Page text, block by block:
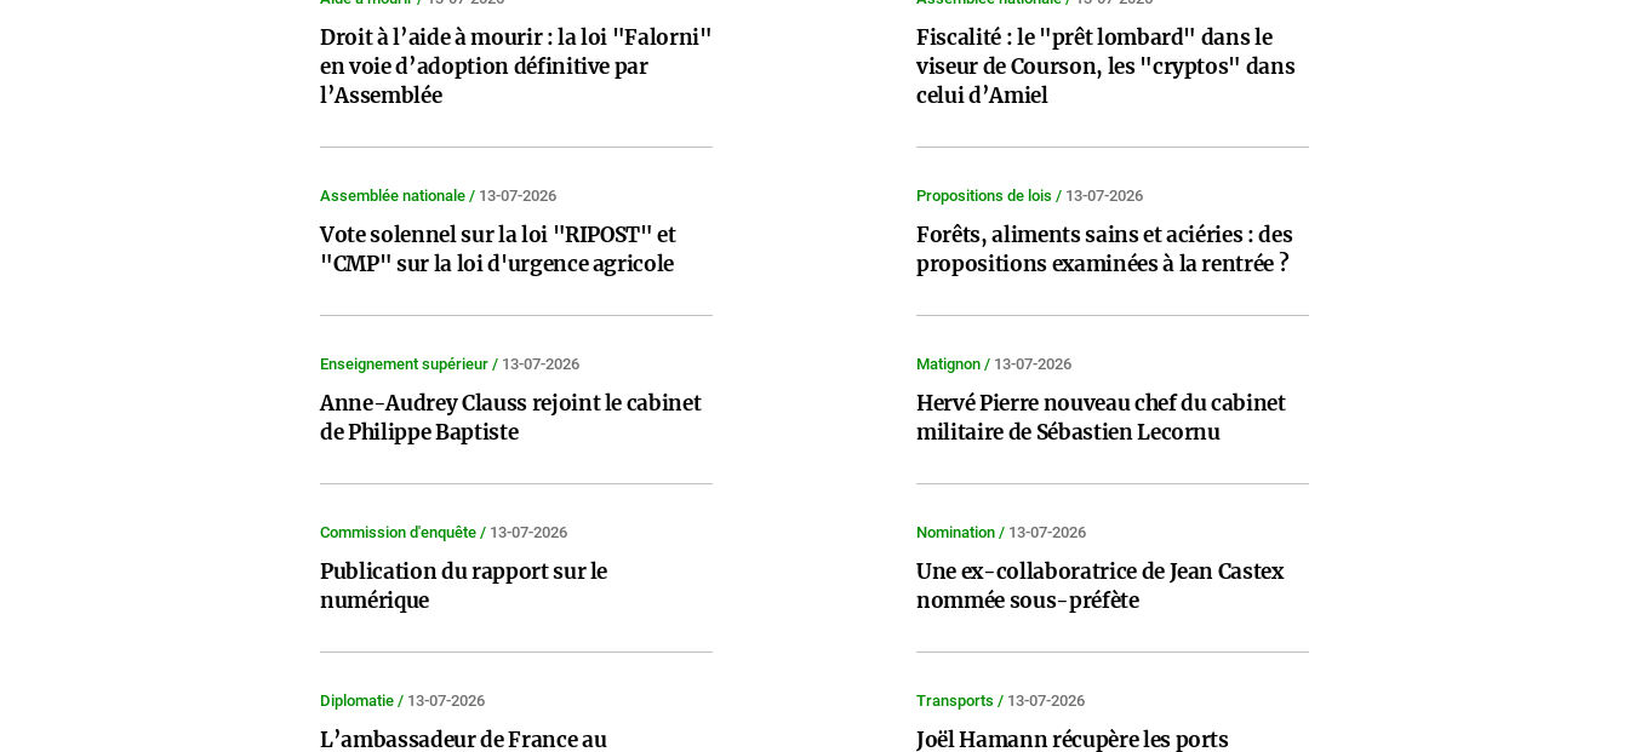
Droit à l’aide à mourir : la loi "Falorni"
en voie d’adoption définitive par
l’Assemblée
Fiscalité : le "prêt lombard" dans le
viseur de Courson, les "cryptos" dans
celui d’Amiel
Assemblée nationale / 13-07-2026
Vote solennel sur la loi "RIPOST" et
"CMP" sur la loi d'urgence agricole
Propositions de lois / 13-07-2026
Forêts, aliments sains et aciéries : des
propositions examinées à la rentrée ?
Enseignement supérieur / 13-07-2026
Anne-Audrey Clauss rejoint le cabinet
de Philippe Baptiste
Matignon / 13-07-2026
Hervé Pierre nouveau chef du cabinet
militaire de Sébastien Lecornu
Commission d'enquête / 13-07-2026
Publication du rapport sur le
numérique
Nomination / 13-07-2026
Une ex-collaboratrice de Jean Castex
nommée sous-préfète
Diplomatie / 13-07-2026
L’ambassadeur de France au
Transports / 13-07-2026
Joël Hamann récupère les ports